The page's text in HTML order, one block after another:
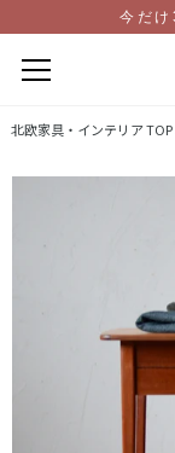
今だ
北欧家具・インテリア TOP